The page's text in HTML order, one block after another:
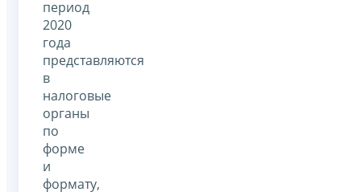
период
2020
года
представляются
в
налоговые
органы
по
форме
и
формату,